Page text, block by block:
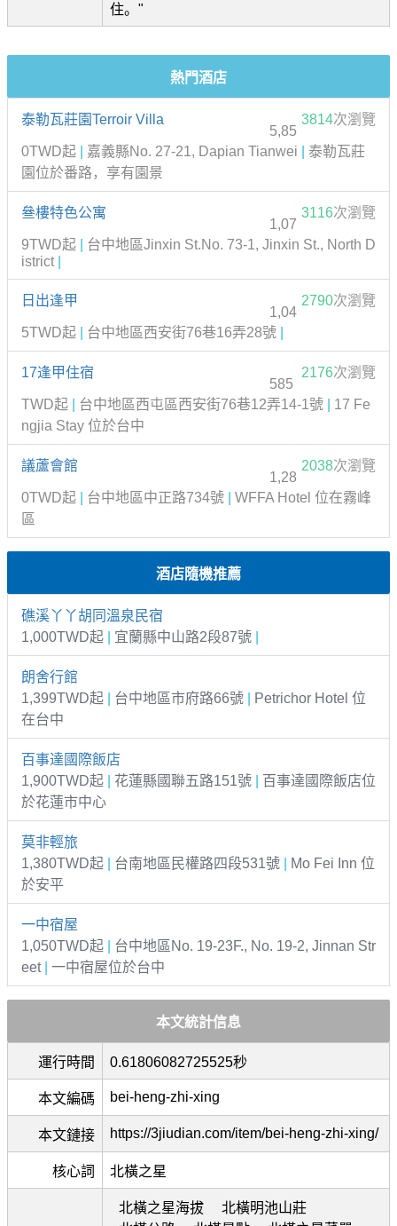
住。"
熱門酒店
泰勒瓦莊園Terroir Villa 3814次瀏覽
5,85
0TWD起
嘉義縣No. 27-21, Dapian Tianwei
泰勒瓦莊
園位於番路，享有園景
叄樓特色公寓 3116次瀏覽
1,07
9TWD起
台中地區Jinxin St.No. 73-1, Jinxin St., North D
istrict
日出逢甲 2790次瀏覽
1,04
5TWD起
台中地區西安街76巷16弄28號
17逢甲住宿 2176次瀏覽
585
TWD起
台中地區西屯區西安街76巷12弄14-1號
17 Fe
ngjia Stay 位於台中
議蘆會館 2038次瀏覽
1,28
0TWD起
台中地區中正路734號
WFFA Hotel 位在霧峰
區
酒店隨機推薦
礁溪丫丫胡同溫泉民宿
1,000TWD起
宜蘭縣中山路2段87號
朗舍行館
1,399TWD起
台中地區市府路66號
Petrichor Hotel 位
在台中
百事達國際飯店
1,900TWD起
花蓮縣國聯五路151號
百事達國際飯店位
於花蓮市中心
莫非輕旅
1,380TWD起
台南地區民權路四段531號
Mo Fei Inn 位
於安平
一中宿屋
1,050TWD起
台中地區No. 19-23F., No. 19-2, Jinnan Str
eet
一中宿屋位於台中
本文統計信息
運行時間 0.61806082725525秒
本文編碼 bei-heng-zhi-xing
本文鏈接 https://3jiudian.com/item/bei-heng-zhi-xing/
核心詞 北橫之星
北橫之星海拔
北橫明池山莊